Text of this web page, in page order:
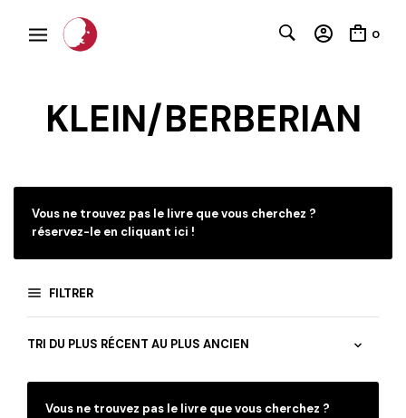
0
KLEIN/BERBERIAN
Vous ne trouvez pas le livre que vous cherchez ?
réservez-le en cliquant ici !
FILTRER
Vous ne trouvez pas le livre que vous cherchez ?